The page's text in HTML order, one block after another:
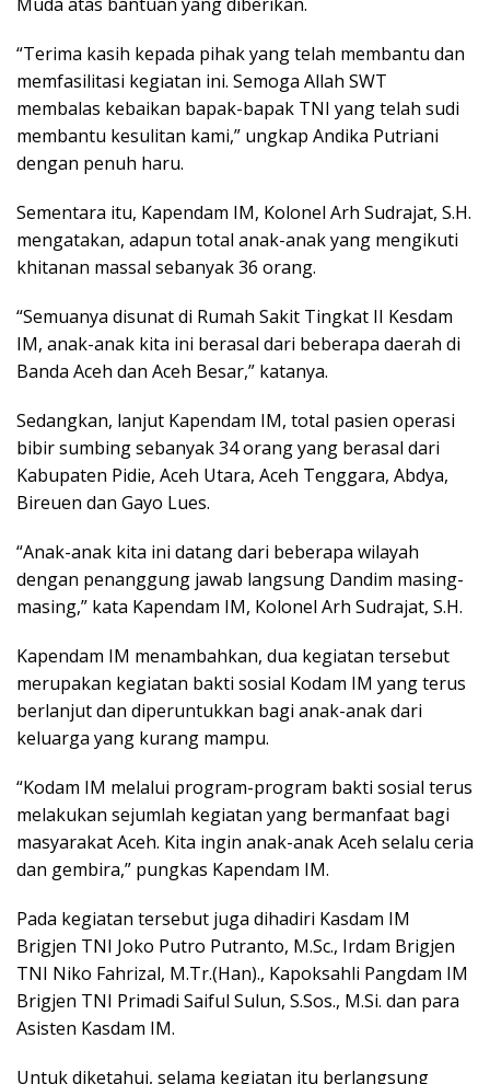
“Terima kasih kepada pihak yang telah membantu dan
memfasilitasi kegiatan ini. Semoga Allah SWT
membalas kebaikan bapak-bapak TNI yang telah sudi
membantu kesulitan kami,” ungkap Andika Putriani
dengan penuh haru.
Sementara itu, Kapendam IM, Kolonel Arh Sudrajat, S.H.
mengatakan, adapun total anak-anak yang mengikuti
khitanan massal sebanyak 36 orang.
“Semuanya disunat di Rumah Sakit Tingkat II Kesdam
IM, anak-anak kita ini berasal dari beberapa daerah di
Banda Aceh dan Aceh Besar,” katanya.
Sedangkan, lanjut Kapendam IM, total pasien operasi
bibir sumbing sebanyak 34 orang yang berasal dari
Kabupaten Pidie, Aceh Utara, Aceh Tenggara, Abdya,
Bireuen dan Gayo Lues.
“Anak-anak kita ini datang dari beberapa wilayah
dengan penanggung jawab langsung Dandim masing-
masing,” kata Kapendam IM, Kolonel Arh Sudrajat, S.H.
Kapendam IM menambahkan, dua kegiatan tersebut
merupakan kegiatan bakti sosial Kodam IM yang terus
berlanjut dan diperuntukkan bagi anak-anak dari
keluarga yang kurang mampu.
“Kodam IM melalui program-program bakti sosial terus
melakukan sejumlah kegiatan yang bermanfaat bagi
masyarakat Aceh. Kita ingin anak-anak Aceh selalu ceria
dan gembira,” pungkas Kapendam IM.
Pada kegiatan tersebut juga dihadiri Kasdam IM
Brigjen TNI Joko Putro Putranto, M.Sc., Irdam Brigjen
TNI Niko Fahrizal, M.Tr.(Han)., Kapoksahli Pangdam IM
Brigjen TNI Primadi Saiful Sulun, S.Sos., M.Si. dan para
Asisten Kasdam IM.
Untuk diketahui, selama kegiatan itu berlangsung